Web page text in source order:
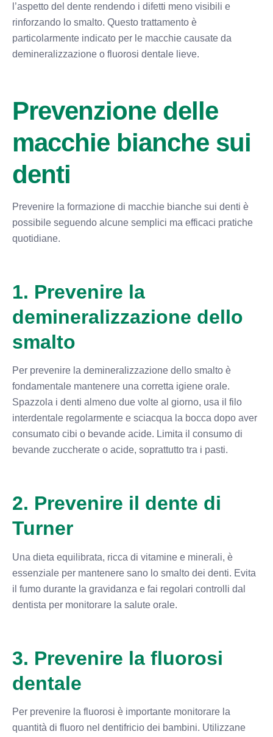
l’aspetto del dente rendendo i difetti meno visibili e
rinforzando lo smalto. Questo trattamento è
particolarmente indicato per le macchie causate da
demineralizzazione o fluorosi dentale lieve.
Prevenzione delle
macchie bianche sui
denti
Prevenire la formazione di macchie bianche sui denti è
possibile seguendo alcune semplici ma efficaci pratiche
quotidiane.
1. Prevenire la
demineralizzazione dello
smalto
Per prevenire la demineralizzazione dello smalto è
fondamentale mantenere una corretta igiene orale.
Spazzola i denti almeno due volte al giorno, usa il filo
interdentale regolarmente e sciacqua la bocca dopo aver
consumato cibi o bevande acide. Limita il consumo di
bevande zuccherate o acide, soprattutto tra i pasti.
2. Prevenire il dente di
Turner
Una dieta equilibrata, ricca di vitamine e minerali, è
essenziale per mantenere sano lo smalto dei denti. Evita
il fumo durante la gravidanza e fai regolari controlli dal
dentista per monitorare la salute orale.
3. Prevenire la fluorosi
dentale
Per prevenire la fluorosi è importante monitorare la
quantità di fluoro nel dentifricio dei bambini. Utilizzane